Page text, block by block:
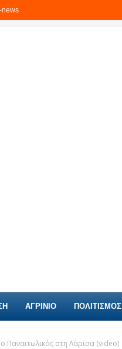
news
ΑΓΡΙΝΙΟ ΠΟΛΙΤΙΣΜΟΣ
Παναιτωλικός στη Λάρισα (video)